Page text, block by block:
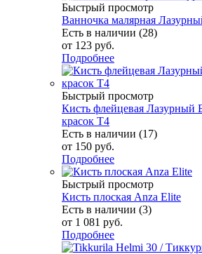
Быстрый просмотр
Ванночка малярная
Есть в наличии (28)
от 123 руб.
Подробнее
Быстрый просмотр
Кисть флейцевая Лазурный
красок Т4
Есть в наличии (17)
от 150 руб.
Подробнее
Быстрый просмотр
Кисть плоская Anza Elite
Есть в наличии (3)
от 1 081 руб.
Подробнее